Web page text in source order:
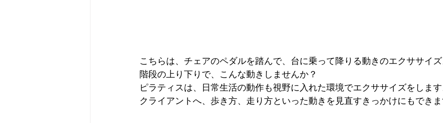
こちらは、チェアのペダルを踏んで、台に乗って降りる動きのエクササイ
階段の上り下りで、こんな動きしませんか？
ピラティスは、日常生活の動作も視野に入れた環境でエクササイズをしま
クライアントへ、歩き方、走り方といった動きを見直すきっかけにもでき